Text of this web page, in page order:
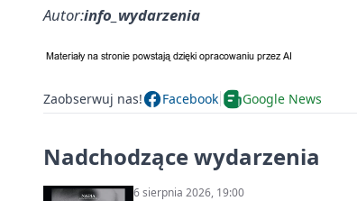
Autor:info_wydarzenia
Zaobserwuj nas! Facebook Google News
Nadchodzące wydarzenia
6 sierpnia 2026, 19:00